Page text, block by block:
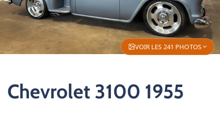
VOIR LES 241 PHOTOS
Chevrolet 3100 1955